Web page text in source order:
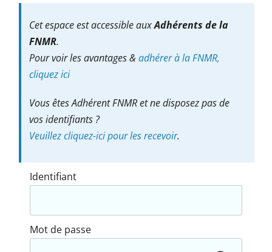
Cet espace est accessible auxAdhérents de la
FNMR.
Pour voir les avantages &adhérer à la FNMR,
cliquez ici
Vous êtes Adhérent FNMR et ne disposez pas de
vos identifiants ?
Veuillez cliquez-ici pour les recevoir.
Identifiant
Mot de passe